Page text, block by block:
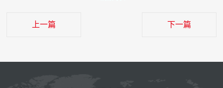
上一篇 下一篇